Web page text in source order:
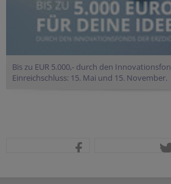
Bis zu EUR 5.000,- durch den
Einreichschluss: 15. Mai und 15. November.